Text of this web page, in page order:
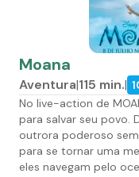
Moana
Aventura|115 min.|
No live-action de
para salvar seu povo.
outrora poderoso
para se tornar uma
eles navegam pelo